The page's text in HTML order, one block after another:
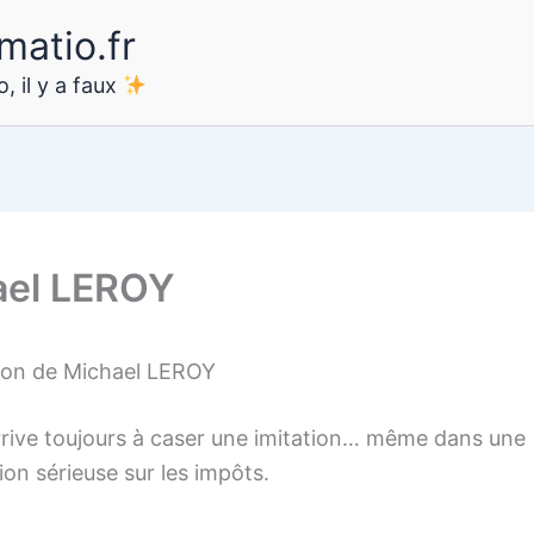
il y a faux
LEROY
de Michael LEROY
toujours à caser une imitation… même dans une
sérieuse sur les impôts.